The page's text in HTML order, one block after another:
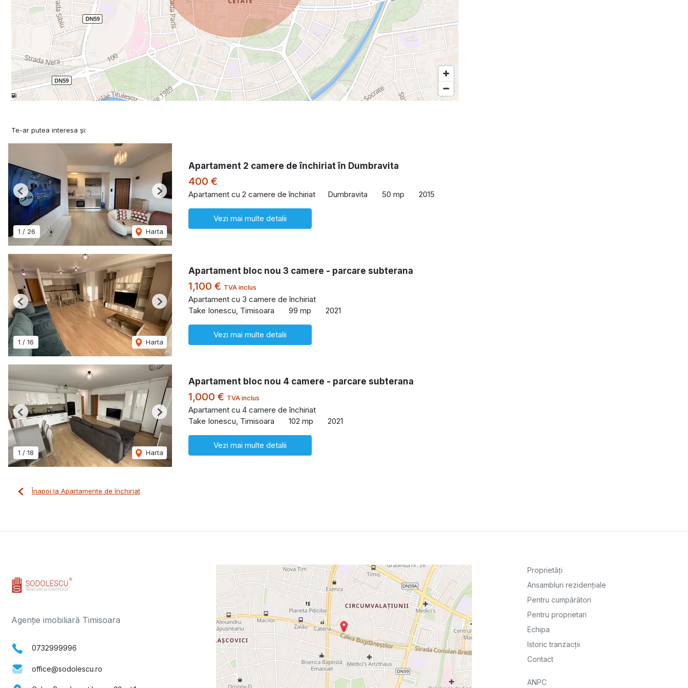
Te-ar putea interesa și:
1 / 26 Harta
Previous Next
Apartament 2 camere de închiriat în Dumbravita
400 €
Apartament cu 2 camere de închiriat Dumbravita 50 mp 2015
Vezi mai multe detalii
1 / 16 Harta
Previous Next
Apartament bloc nou 3 camere - parcare subterana
1,100 € TVA inclus
Apartament cu 3 camere de închiriat
Take Ionescu, Timisoara
99 mp 2021
Vezi mai multe detalii
1 / 18 Harta
Previous Next
Apartament bloc nou 4 camere - parcare subterana
1,000 € TVA inclus
Apartament cu 4 camere de închiriat
Take Ionescu, Timisoara
102 mp 2021
Vezi mai multe detalii
Înapoi la Apartamente de închiriat
Agenție imobiliară Timisoara
0732999996
office@sodolescu.ro
Proprietăți
Ansambluri rezidențiale
Pentru cumpărători
Pentru proprietari
Echipa
Istoric tranzacții
Contact
ANPC